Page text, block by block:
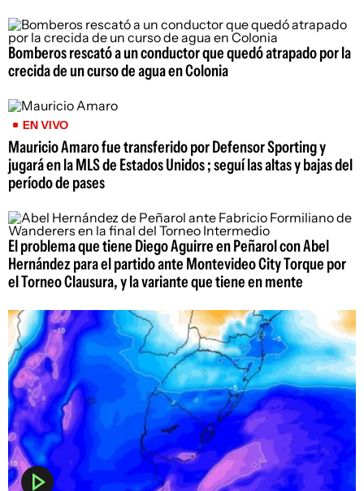
Bomberos rescató a un conductor que quedó atrapado por la
crecida de un curso de agua en Colonia
EN VIVO
Mauricio Amaro fue transferido por Defensor Sporting y
jugará en la MLS de Estados Unidos ; seguí las altas y bajas del
período de pases
El problema que tiene Diego Aguirre en Peñarol con Abel
Hernández para el partido ante Montevideo City Torque por
el Torneo Clausura, y la variante que tiene en mente